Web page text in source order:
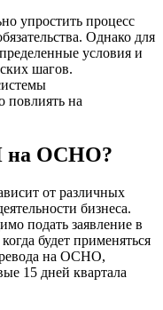
упростить процесс
Однако для
условия и
шагов.
повлиять на
на ОСНО?
от различных
бизнеса.
подать заявление в
будет применяться
на ОСНО,
15 дней квартала